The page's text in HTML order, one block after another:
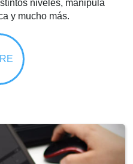
niveles, manipula
y mucho más.